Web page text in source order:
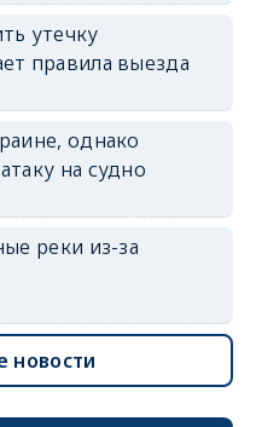
утечку
правила выезда
однако
на судно
реки из-за
новости